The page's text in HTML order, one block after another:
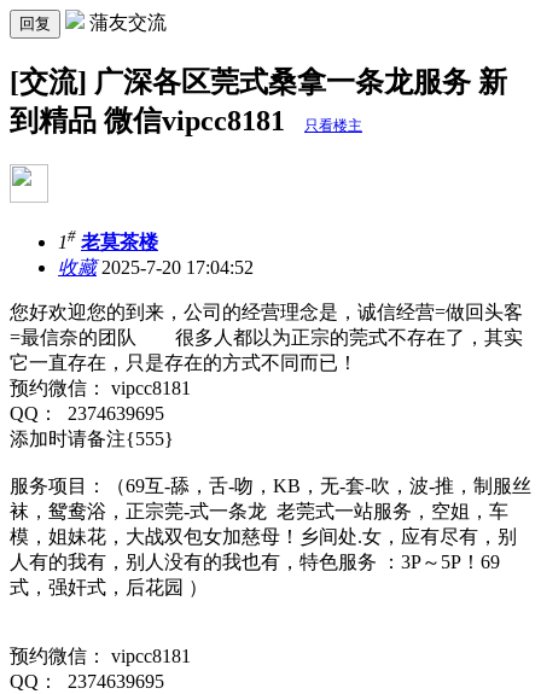
回复 蒲友交流
[交流] 广深各区莞式桑拿一条龙服务 新
到精品 微信vipcc8181
只看楼主
1# 老莫茶楼
收藏2025-7-20 17:04:52
您好欢迎您的到来，公司的经营理念是，诚信经营=做回头客
=最信奈的团队 很多人都以为正宗的莞式不存在了，其实
它一直存在，只是存在的方式不同而已！
预约微信： vipcc8181
QQ： 2374639695
添加时请备注{555}
服务项目：（69互-舔，舌-吻，KB，无-套-吹，波-推，制服丝
袜，鸳鸯浴，正宗莞-式一条龙 老莞式一站服务，空姐，车
模，姐妹花，大战双包女加慈母！乡间处.女，应有尽有，别
人有的我有，别人没有的我也有，特色服务 ：3P～5P！69
式，强奸式，后花园 ）
预约微信： vipcc8181
QQ： 2374639695